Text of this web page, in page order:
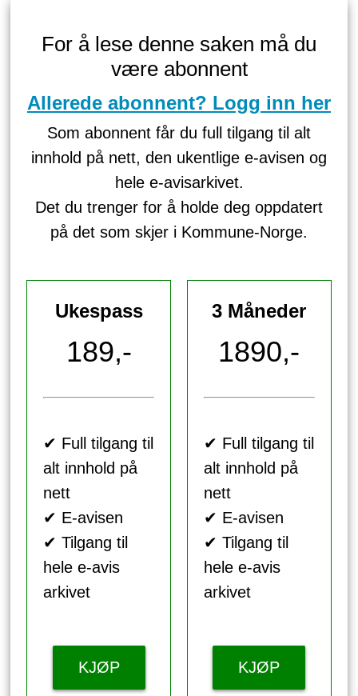
For å lese denne saken må du
være abonnent
Allerede abonnent? Logg inn her
Som abonnent får du full tilgang til alt
innhold på nett, den ukentlige e-avisen og
hele e-avisarkivet.
Det du trenger for å holde deg oppdatert
på det som skjer i Kommune-Norge.
Ukespass
189,-
✔ Full tilgang til
alt innhold på
nett
✔ E-avisen
✔ Tilgang til
hele e-avis
arkivet
KJØP
3 Måneder
1890,-
✔ Full tilgang til
alt innhold på
nett
✔ E-avisen
✔ Tilgang til
hele e-avis
arkivet
KJØP